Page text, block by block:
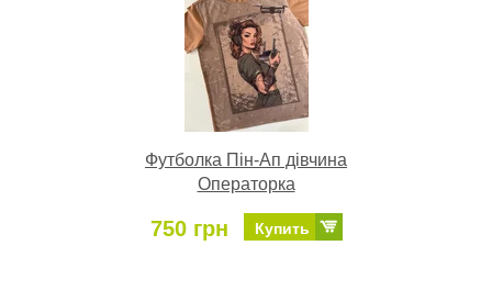
Футболка Пін-Ап дівчина
Операторка
750 грн Купить